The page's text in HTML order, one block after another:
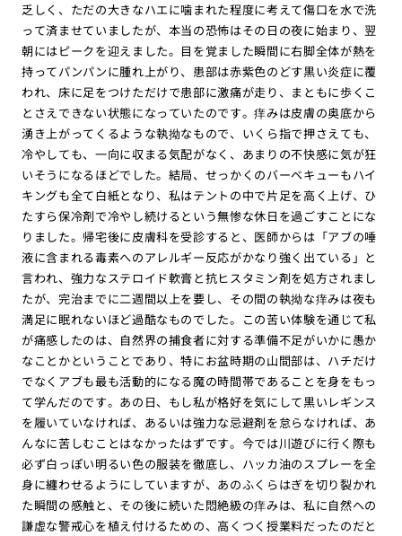
乏しく、ただの大きなハエに噛まれた程度に考えて傷口を水で洗
って済ませていましたが、本当の恐怖はその日の夜に始まり、翌
朝にはピークを迎えました。目を覚ました瞬間に右脚全体が熱を
持ってパンパンに腫れ上がり、患部は赤紫色のどす黒い炎症に覆
われ、床に足をつけただけで患部に激痛が走り、まともに歩くこ
とさえできない状態になっていたのです。痒みは皮膚の奥底から
湧き上がってくるような執拗なもので、いくら指で押さえても、
冷やしても、一向に収まる気配がなく、あまりの不快感に気が狂
いそうになるほどでした。結局、せっかくのバーベキューもハイ
キングも全て白紙となり、私はテントの中で片足を高く上げ、ひ
たすら保冷剤で冷やし続けるという無惨な休日を過ごすことにな
りました。帰宅後に皮膚科を受診すると、医師からは「アブの唾
液に含まれる毒素へのアレルギー反応がかなり強く出ている」と
言われ、強力なステロイド軟膏と抗ヒスタミン剤を処方されまし
たが、完治までに二週間以上を要し、その間の執拗な痒みは夜も
満足に眠れないほど過酷なものでした。この苦い体験を通じて私
が痛感したのは、自然界の捕食者に対する準備不足がいかに愚か
なことかということであり、特にお盆時期の山間部は、ハチだけ
でなくアブも最も活動的になる魔の時間帯であることを身をもっ
て学んだのです。あの日、もし私が格好を気にして黒いレギンス
を履いていなければ、あるいは強力な忌避剤を怠らなければ、あ
んなに苦しむことはなかったはずです。今では川遊びに行く際も
必ず白っぽい明るい色の服装を徹底し、ハッカ油のスプレーを全
身に纏わせるようにしていますが、あのふくらはぎを切り裂かれ
た瞬間の感触と、その後に続いた悶絶級の痒みは、私に自然への
謙虚な警戒心を植え付けるための、高くつく授業料だったのだと